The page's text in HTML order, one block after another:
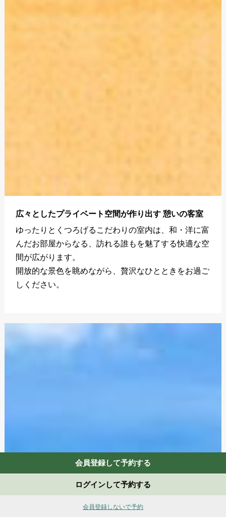
広々としたプライベート空間が作り出す 憩いの客室
ゆったりとくつろげるこだわりの室内は、和・洋に富
んだお部屋からなる、訪れる誰もを魅了する快適な空
間が広がります。
開放的な景色を眺めながら、贅沢なひとときをお過ご
しください。
会員登録して予約する
ログインして予約する
会員登録しないで予約